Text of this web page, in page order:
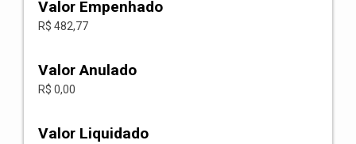
Valor Empenhado
R$ 482,77
Valor Anulado
R$ 0,00
Valor Liquidado